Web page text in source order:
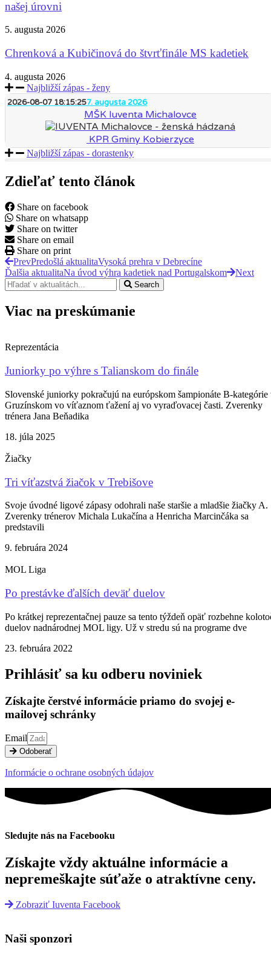
našej úrovni
5. augusta 2026
Chrenková a Kubičinová do štvrťfinále MS kadetiek
4. augusta 2026
Najbližší zápas - ženy
2026-08-07 18:15:257. augusta 2026
MŠK Iuventa Michalovce
KPR Gminy Kobierzyce
Najbližší zápas - dorastenky
Zdieľať tento článok
Share on facebook
Share on whatsapp
Share on twitter
Share on email
Share on print
PrevPredošlá aktualitaVysoká prehra v Debrecíne
Ďalšia aktualitaNa úvod výhra kadetiek nad Portugalskom Next
Search
Viac na preskúmanie
Reprezentácia
Juniorky po výhre s Talianskom do finále
Slovenské juniorky pokračujú na európskom šampionáte B-kategórie
Gruzínskom vo víťaznom ťažení aj vo vyraďovacej časti. Zverenky
trénera Jana Beňadika
18. júla 2025
Žiačky
Tri víťazstvá žiačok v Trebišove
Svoje úvodné ligové zápasy odohrali naše staršie a mladšie žiačky A.
Zverenky trénerov Michala Lukačína a Henricha Marcinčáka sa
predstavili
9. februára 2024
MOL Liga
Po prestávke ďalších deväť duelov
Po krátkej reprezentačnej pauze sa tento týždeň opäť rozbehne
duelov nadnárodnej MOL ligy. Už v stredu sú na programe dve
23. februára 2022
Prihlásiť sa ku odberu noviniek
Získajte čerstvé informácie priamo do svojej e-
mailovej schránky
Email
Odoberať
Informácie o ochrane osobných údajov
Sledujte nás na Facebooku
Získajte vždy aktuálne informácie a
nepremeškajte súťaže o atraktívne ceny.
Zobraziť Iuventa Facebook
Naši sponzori